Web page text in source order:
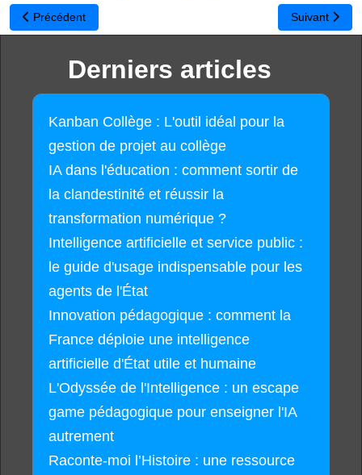
Article précédent : Bonnes vacances
Précédent Article
Suivant
Derniers articles
Kanban Collège : L'outil idéal pour la
gestion de projet au collège
IA dans l'éducation : comment sortir de
la clandestinité et réussir la
transformation numérique ?
Intelligence artificielle et service public :
le guide d'usage indispensable pour les
agents de l'État
Innovation pédagogique : comment la
France déploie une intelligence
artificielle d'État utile et humaine
L'Odyssée de l'Intelligence : un escape
game pédagogique pour enseigner l'IA
autrement
Raconte-moi l’Histoire : une ressource